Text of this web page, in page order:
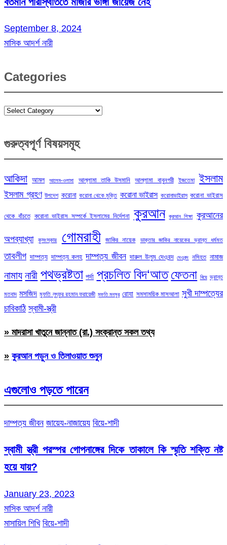
September 8, 2024
মাসিক আদর্শ নারী
Categories
Categories
গুরুত্বপূর্ণ বিষয়সমূহ
আকিদা আমল আলেম-ওলামা আল্লামা তাকি উসমানি আল্লামা বাবুনগরী ইজতেমা ইসলাম
ইসলাম গ্রহণ উপদেশ করোনা করোনা থেকে মুক্তি করোনা ভাইরাস করোনাভাইরাস করোনা ভাইরাস
থেকে বাঁচতে করোনা ভাইরাস সম্পর্কে ইসলামের নির্দেশনা কুরআন কুরআন শিক্ষা কুরআনের
অপব্যাখ্যা কুসংস্কার গোমরাহী জাকির নায়েক ডাক্তার জাকির নায়েকের ভ্রান্ত ধর্মমত
তাবলীগ দাম্পত্য দাম্পত্য কলহ দাম্পত্য জীবন দারুল উলুম দেওবন্দ দেওবন্দ নসিহত নামাজ
নামায নারী পথভ্রষ্টতা পর্দা প্রচলিত বিদ‘আত ফেতনা বিয়ে ভ্রান্ত
মতবাদ মসজিদ মুফতি লুৎফুর রহমান ফরায়েজী মুফতি মনসুর রোযা সমসাময়িক মাসআলা সুখী দাম্পত্যের
চাবিকাঠি স্বামী-স্ত্রী
» মাদরাসা খাতুনে জান্নাত (রা.) সংক্রান্ত সকল তথ্য
» কুরআন পড়ুন ও তিলাওয়াত শুনুন
এগুলোও পড়তে পারেন
দাম্পত্য জীবন জায়েয-নাজায়েয বিয়ে-শাদী
স্বামী স্ত্রী পরস্পর গোপনাঙ্গের দিকে তাকালে কি স্মৃতি শক্তি নষ্ট
হয়ে যায়?
January 23, 2023
মাসিক আদর্শ নারী
মাসায়িল শিখি বিয়ে-শাদী